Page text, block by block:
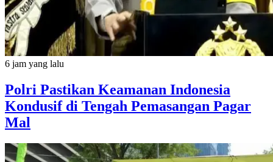
6 jam yang lalu
Polri Pastikan Keamanan Indonesia
Kondusif di Tengah Pemasangan Pagar
Mal